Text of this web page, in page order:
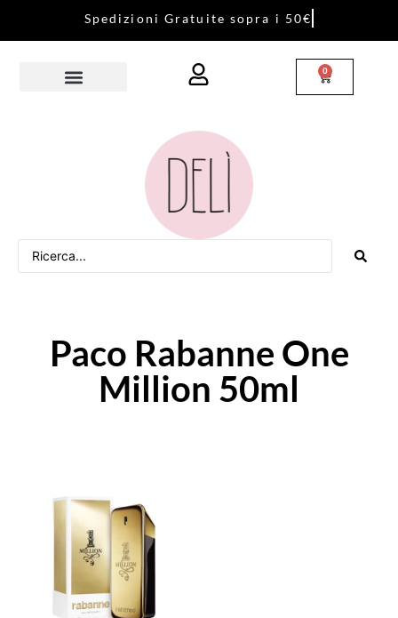
Sped izi on i Gratu ite sopra i 50€
0
Paco Rabanne One
Million 50ml